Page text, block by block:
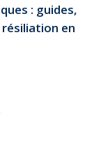
: guides,
en